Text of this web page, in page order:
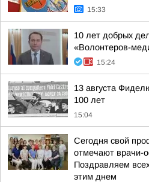
15:33
10 лет добрых
«Волонтеров-
15:24
13 августа
100 лет
15:04
Сегодня свой
отмечают врачи-
Поздравляем
этим днем